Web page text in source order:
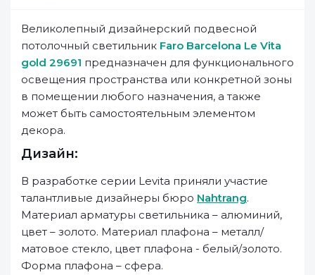
Великолепный дизайнерский подвесной
потолочный светильник Faro Barcelona Le Vita
gold 29691 предназначен для функционального
освещения пространства или конкретной зоны
в помещении любого назначения, а также
может быть самостоятельным элементом
декора.
Дизайн:
В разработке серии Levita приняли участие
талантливые дизайнеры бюро Nahtrang.
Материал арматуры светильника – алюминий,
цвет – золото. Материал плафона – металл/
матовое стекло, цвет плафона - белый/золото.
Форма плафона – сфера.